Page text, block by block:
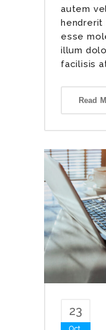
autem
esse
illum
facilisis
Read
23